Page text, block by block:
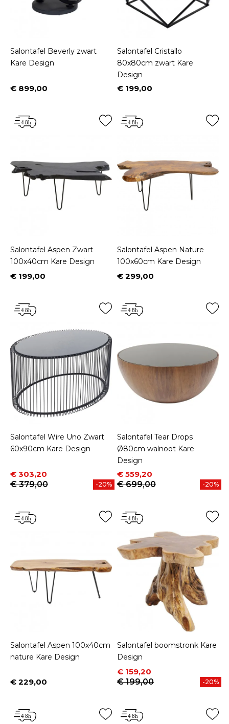
Salontafel Beverly zwart
Kare Design
Prijs
€ 899,00
Salontafel Cristallo
80x80cm zwart Kare
Design
Prijs
€ 199,00
Salontafel Aspen Zwart
100x40cm Kare Design
Prijs
€ 199,00
Salontafel Aspen Nature
100x60cm Kare Design
Prijs
€ 299,00
Salontafel Wire Uno Zwart
60x90cm Kare Design
Prijs
€ 303,20
Normale prijs
€ 379,00
-20%
Salontafel Tear Drops
Ø80cm walnoot Kare
Design
Prijs
€ 559,20
Normale prijs
€ 699,00
-20%
Salontafel Aspen 100x40cm
nature Kare Design
Prijs
€ 229,00
Salontafel boomstronk Kare
Design
Prijs
€ 159,20
Normale prijs
€ 199,00
-20%